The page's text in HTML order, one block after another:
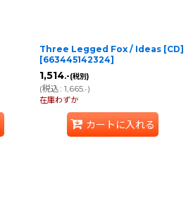
Three Legged Fox / Ideas [CD]
[663445142324]
1,514.-(税別)
(税込: 1,665.-)
在庫わずか
カートに入れる